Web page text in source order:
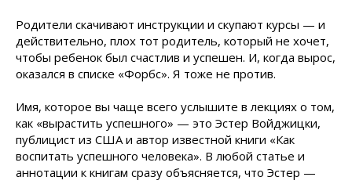
Родители скачивают инструкции и скупают курсы — и
действительно, плох тот родитель, который не хочет,
чтобы ребенок был счастлив и успешен. И, когда вырос,
оказался в списке «Форбс». Я тоже не против.
Имя, которое вы чаще всего услышите в лекциях о том,
как «вырастить успешного» — это Эстер Войджицки,
публицист из США и автор известной книги «Как
воспитать успешного человека». В любой статье и
аннотации к книгам сразу объясняется, что Эстер —